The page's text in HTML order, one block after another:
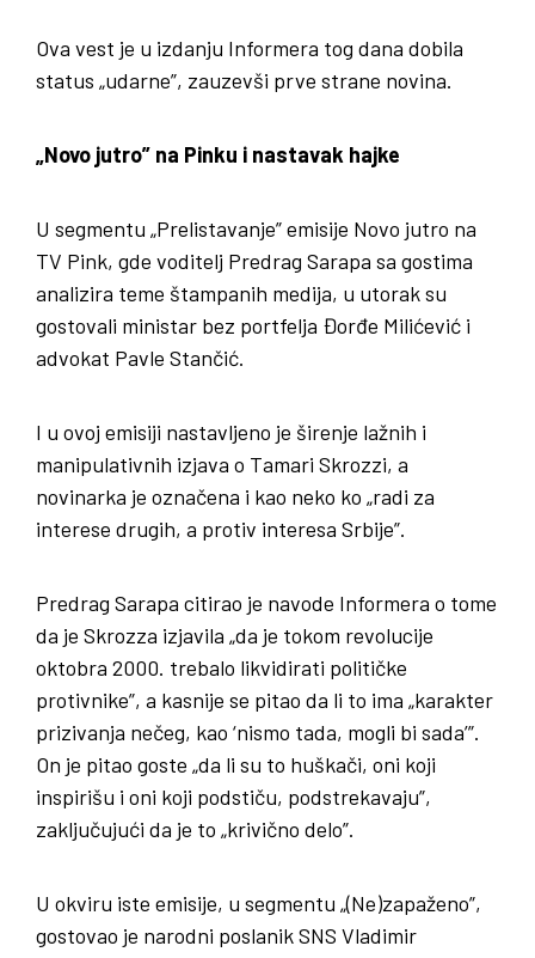
Ova vest je u izdanju Informera tog dana dobila
status „udarne”, zauzevši prve strane novina.
„Novo jutro” na Pinku i nastavak hajke
U segmentu „Prelistavanje” emisije Novo jutro na
TV Pink, gde voditelj Predrag Sarapa sa gostima
analizira teme štampanih medija, u utorak su
gostovali ministar bez portfelja Đorđe Milićević i
advokat Pavle Stančić.
I u ovoj emisiji nastavljeno je širenje lažnih i
manipulativnih izjava o Tamari Skrozzi, a
novinarka je označena i kao neko ko „radi za
interese drugih, a protiv interesa Srbije”.
Predrag Sarapa citirao je navode Informera o tome
da je Skrozza izjavila „da je tokom revolucije
oktobra 2000. trebalo likvidirati političke
protivnike”, a kasnije se pitao da li to ima „karakter
prizivanja nečeg, kao ‘nismo tada, mogli bi sada’”.
On je pitao goste „da li su to huškači, oni koji
inspirišu i oni koji podstiču, podstrekavaju”,
zaključujući da je to „krivično delo”.
U okviru iste emisije, u segmentu „(Ne)zapaženo”,
gostovao je narodni poslanik SNS Vladimir